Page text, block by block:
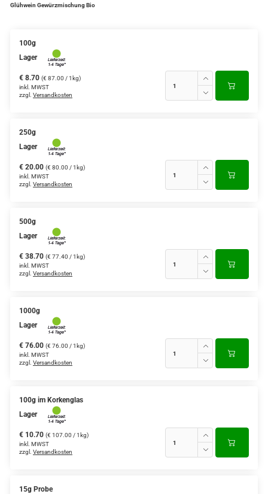
Glühwein Gewürzmischung Bio
100g
Lager
€ 8.70 (€ 87.00 / 1kg)
inkl. MWST
zzgl. Versandkosten
250g
Lager
€ 20.00 (€ 80.00 / 1kg)
inkl. MWST
zzgl. Versandkosten
500g
Lager
€ 38.70 (€ 77.40 / 1kg)
inkl. MWST
zzgl. Versandkosten
1000g
Lager
€ 76.00 (€ 76.00 / 1kg)
inkl. MWST
zzgl. Versandkosten
100g im Korkenglas
Lager
€ 10.70 (€ 107.00 / 1kg)
inkl. MWST
zzgl. Versandkosten
15g Probe